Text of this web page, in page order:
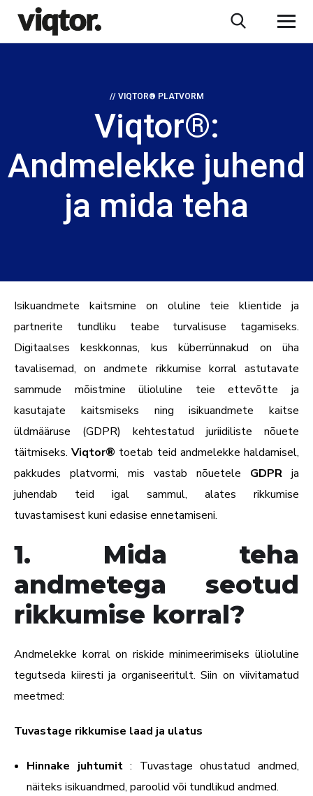
// VIQTOR® PLATVORM
Viqtor®:
Andmelekke juhend
ja mida teha
Isikuandmete kaitsmine on oluline teie klientide ja
partnerite tundliku teabe turvalisuse tagamiseks.
Digitaalses keskkonnas, kus küberrünnakud on üha
tavalisemad, on andmete rikkumise korral astutavate
sammude mõistmine ülioluline teie ettevõtte ja
kasutajate kaitsmiseks ning isikuandmete kaitse
üldmääruse (GDPR) kehtestatud juriidiliste nõuete
täitmiseks.Viqtor® toetab teid andmelekke haldamisel,
pakkudes platvormi, mis vastab nõuetele GDPR ja
juhendab teid igal sammul, alates rikkumise
tuvastamisest kuni edasise ennetamiseni.
1. Mida teha
andmetega seotud
rikkumise korral?
Andmelekke korral on riskide minimeerimiseks ülioluline
tegutseda kiiresti ja organiseeritult. Siin on viivitamatud
meetmed:
Tuvastage rikkumise laad ja ulatus
Hinnake juhtumit: Tuvastage ohustatud andmed,
näiteks isikuandmed, paroolid või tundlikud andmed.